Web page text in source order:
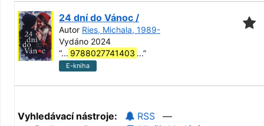
24 dní do Vánoc /
Autor Ries, Michala, 1989-
Vydáno 2024
“... 9788027741403 ...”
E-kniha
Vyhledávací nástroje: RSS
—